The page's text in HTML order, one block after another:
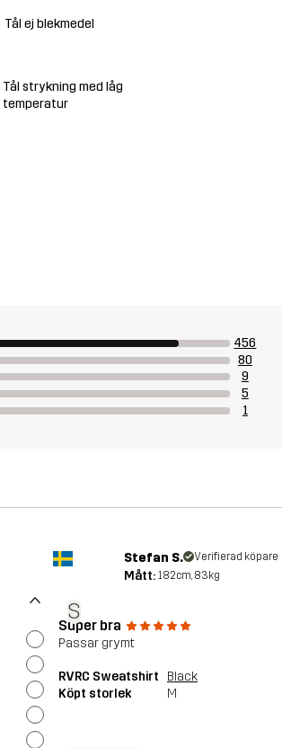
Tål ej blekmedel
Tål strykning med låg
temperatur
456
80
9
5
1
S
Stefan S. Verifierad köpare
Mått: 182cm, 83kg
Super bra
Passar grymt
RVRC Sweatshirt
Black
Köpt storlek
M